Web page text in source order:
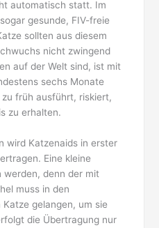
automatisch statt. Im
gesunde, FIV-freie
sollten aus diesem
nicht zwingend
auf der Welt sind, ist mit
sechs Monate
früh ausführt, riskiert,
zu erhalten.
wird Katzenaids in erster
Eine kleine
werden, denn der mit
muss in den
gelangen, um sie
die Übertragung nur